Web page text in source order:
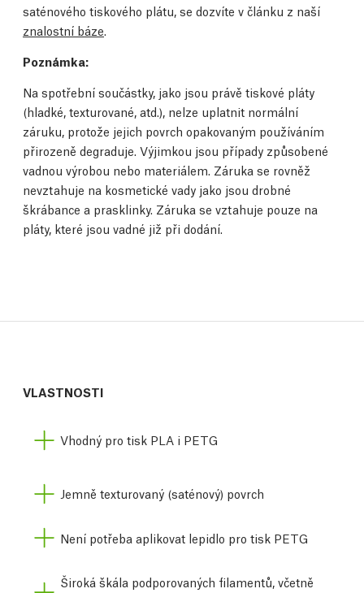
saténového tiskového plátu, se dozvíte v článku z naší
znalostní báze.
Poznámka:
Na spotřební součástky, jako jsou právě tiskové pláty
(hladké, texturované, atd.), nelze uplatnit normální
záruku, protože jejich povrch opakovaným používáním
přirozeně degraduje. Výjimkou jsou případy způsobené
vadnou výrobou nebo materiálem. Záruka se rovněž
nevztahuje na kosmetické vady jako jsou drobné
škrábance a prasklinky. Záruka se vztahuje pouze na
pláty, které jsou vadné již při dodání.
VLASTNOSTI
Vhodný pro tisk PLA i PETG
Jemně texturovaný (saténový) povrch
Není potřeba aplikovat lepidlo pro tisk PETG
Široká škála podporovaných filamentů, včetně